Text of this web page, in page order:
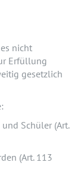
nicht
Erfüllung
gesetzlich
Schüler (Art.
(Art. 113